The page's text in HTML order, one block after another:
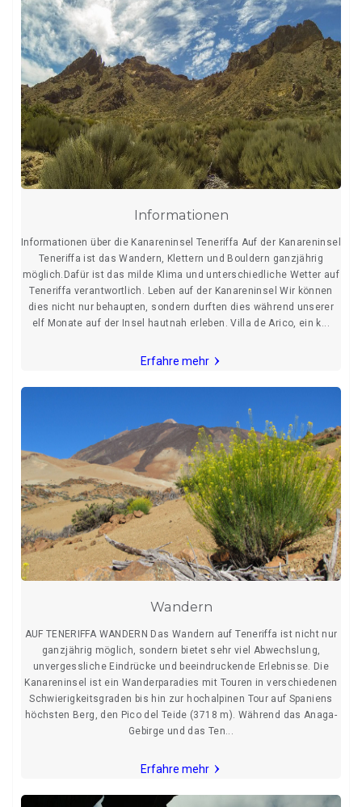
Informationen
Informationen über die Kanareninsel Teneriffa Auf der Kanareninsel
Teneriffa ist das Wandern, Klettern und Bouldern ganzjährig
möglich.Dafür ist das milde Klima und unterschiedliche Wetter auf
Teneriffa verantwortlich. Leben auf der Kanareninsel Wir können
dies nicht nur behaupten, sondern durften dies während unserer
elf Monate auf der Insel hautnah erleben. Villa de Arico, ein k...
Erfahre mehr
Wandern
AUF TENERIFFA WANDERN Das Wandern auf Teneriffa ist nicht nur
ganzjährig möglich, sondern bietet sehr viel Abwechslung,
unvergessliche Eindrücke und beeindruckende Erlebnisse. Die
Kanareninsel ist ein Wanderparadies mit Touren in verschiedenen
Schwierigkeitsgraden bis hin zur hochalpinen Tour auf Spaniens
höchsten Berg, den Pico del Teide (3718 m). Während das Anaga-
Gebirge und das Ten...
Erfahre mehr